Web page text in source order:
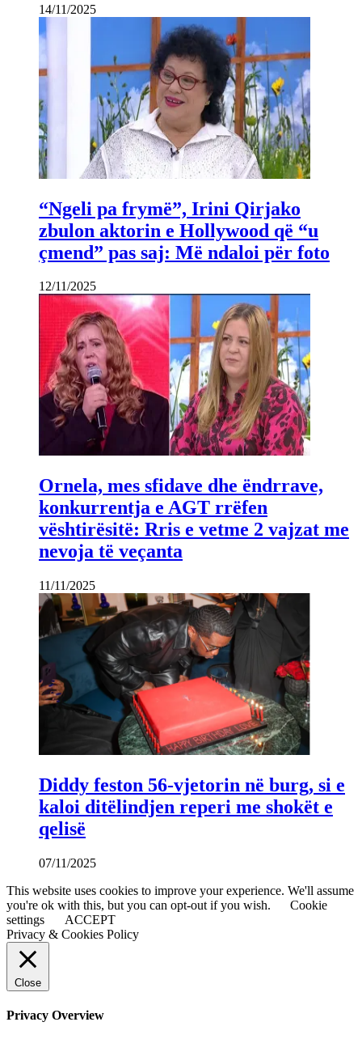
14/11/2025
“Ngeli pa frymë”, Irini Qirjako
zbulon aktorin e Hollywood që “u
çmend” pas saj: Më ndaloi për foto
12/11/2025
Ornela, mes sfidave dhe ëndrrave,
konkurrentja e AGT rrëfen
vështirësitë: Rris e vetme 2 vajzat me
nevoja të veçanta
11/11/2025
Diddy feston 56-vjetorin në burg, si e
kaloi ditëlindjen reperi me shokët e
qelisë
07/11/2025
This website uses cookies to improve your experience. We'll assume
you're ok with this, but you can opt-out if you wish.
Cookie
settings
ACCEPT
Privacy & Cookies Policy
Close
Privacy Overview